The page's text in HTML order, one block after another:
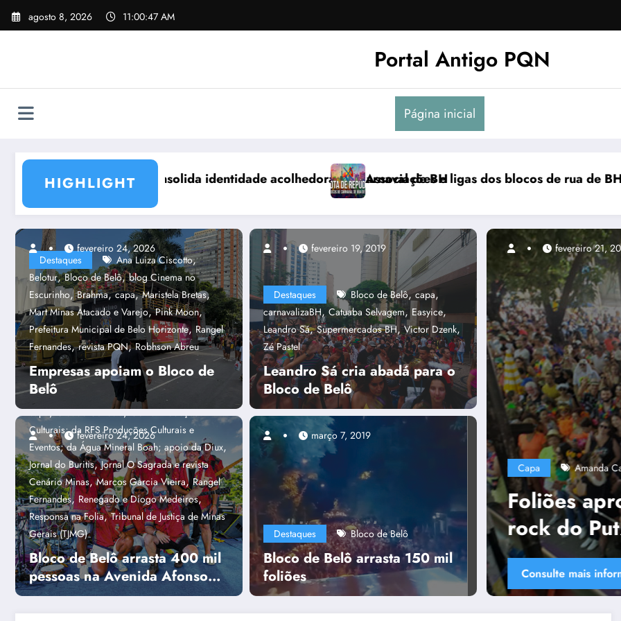
Pular
para
agosto 8, 2026 11:00:49 AM
Portal Antigo PQN
Página inicial
HIGHLIGHT
no Carnaval de BH
Associações e ligas dos blocos de rua de BH se manifestam em nota de repúdio
Rocknights lança a primeira parte do DVD
Destaques Ana Luiza Ciscotto,
Belotur,Bloco de Belô,blog Cinema no
Escurinho,Brahma,capa,Maristela Bretas,
Mart Minas Atacado e Varejo,Pink Moon,
Prefeitura Municipal de Belo Horizonte, Rangel
Fernandes,revista PQN,Robhson Abreu
Empresas apoiam o Bloco de
Belô
fevereiro 24, 2026
Destaques Alex Rhodrigues,Alpha
Sites & Sistemas; Associação dos Blocos de
Rua de BH (Abra BH); Conrerp 3ª Região; e das
mídias parceiras - Jornal de Belô,Bloco de
Belô,campanha Não Perca o Réu Primário
capa,Cidade Conecta,Goma Produções
Culturais; da RFS Produções Culturais e
Eventos; da Água Mineral Boah; apoio da Diux,
Jornal do Buritis,Jornal O Sagrada e revista
Cenário Minas,Marcos Garcia Vieira, Rangel
Fernandes, Renegado e Diogo Medeiros,
Responsa na Folia,Tribunal de Justiça de Minas
Gerais (TJMG)
Bloco de Belô arrasta 400 mil
pessoas na Avenida Afonso
Pena
fevereiro 24, 2026
Destaques Bloco de Belô,capa,
carnavalizaBH,Catuaba Selvagem, Easyice,
Leandro Sá,Supermercados BH,Victor Dzenk,
Zé Pastel
Leandro Sá cria abadá para o
Bloco de Belô
fevereiro 19, 2019
Destaques Bloco de Belô
Bloco de Belô arrasta 150 mil
foliões
março 7, 2019
Capa Amanda Caiafa Guimarães Bloco Putz Grilla
Foliões aprovam mistura de samba com
rock do Putz Grilla
Consulte mais informação
fevereiro 21, 2023